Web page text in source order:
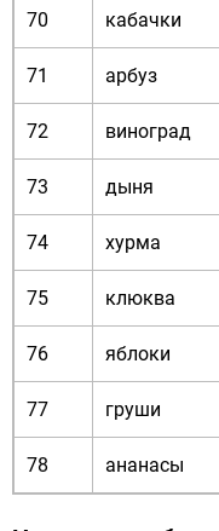
70 кабачки
71 арбуз
72 виноград
73 дыня
74 хурма
75 клюква
76 яблоки
77 груши
78 ананасы